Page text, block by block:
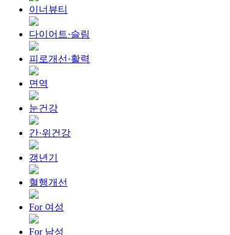
이너뷰티
다이어트·슬림
피로개선·활력
면역
눈건강
간·위건강
갱년기
혈행개선
For 여성
For 남성